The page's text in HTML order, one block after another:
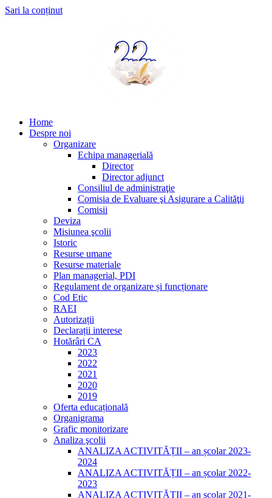
Sari la conținut
Home
Despre noi
Organizare
Echipa managerială
Director
Director adjunct
Consiliul de administraţie
Comisia de Evaluare şi Asigurare a Calităţii
Comisii
Deviza
Misiunea şcolii
Istoric
Resurse umane
Resurse materiale
Plan managerial, PDI
Regulament de organizare și funcționare
Cod Etic
RAEI
Autorizații
Declarații interese
Hotărâri CA
2023
2022
2021
2020
2019
Oferta educațională
Organigrama
Grafic monitorizare
Analiza şcolii
ANALIZA ACTIVITĂȚII – an școlar 2023-
2024
ANALIZA ACTIVITĂȚII – an școlar 2022-
2023
ANALIZA ACTIVITĂȚII – an școlar 2021-